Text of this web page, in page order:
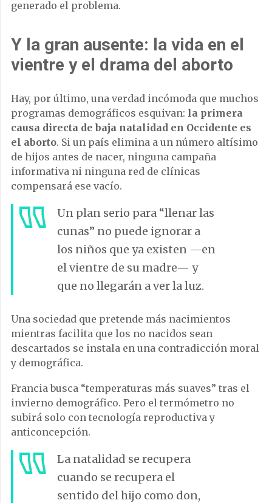
generado el problema.
Y la gran ausente: la vida en el
vientre y el drama del aborto
Hay, por último, una verdad incómoda que muchos
programas demográficos esquivan: la primera
causa directa de baja natalidad en Occidente es
el aborto. Si un país elimina a un número altísimo
de hijos antes de nacer, ninguna campaña
informativa ni ninguna red de clínicas
compensará ese vacío.
Un plan serio para “llenar las
cunas” no puede ignorar a
los niños que ya existen —en
el vientre de su madre— y
que no llegarán a ver la luz.
Una sociedad que pretende más nacimientos
mientras facilita que los no nacidos sean
descartados se instala en una contradicción moral
y demográfica.
Francia busca “temperaturas más suaves” tras el
invierno demográfico. Pero el termómetro no
subirá solo con tecnología reproductiva y
anticoncepción.
La natalidad se recupera
cuando se recupera el
sentido del hijo como don,